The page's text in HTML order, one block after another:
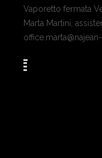
Vaporetto fermata
Marta Martini,